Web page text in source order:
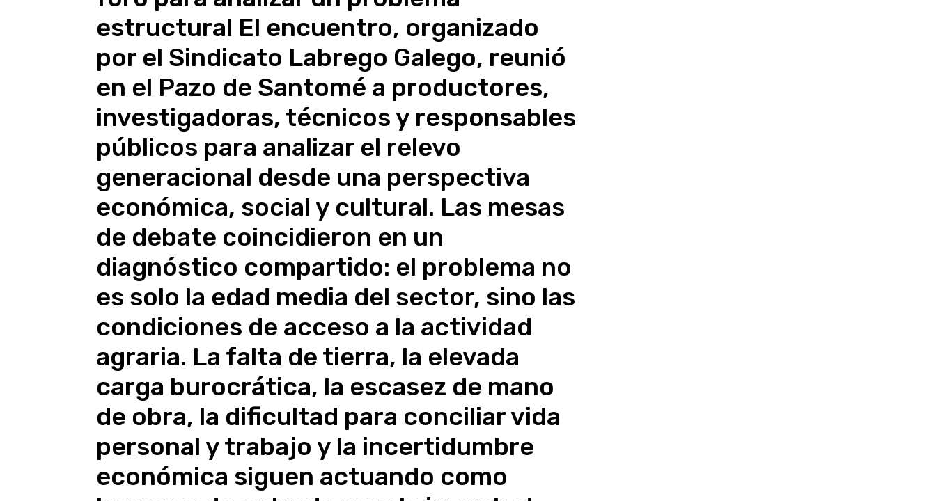
estructural El encuentro, organizado
por el Sindicato Labrego Galego, reunió
en el Pazo de Santomé a productores,
investigadoras, técnicos y responsables
públicos para analizar el relevo
generacional desde una perspectiva
económica, social y cultural. Las mesas
de debate coincidieron en un
diagnóstico compartido: el problema no
es solo la edad media del sector, sino las
condiciones de acceso a la actividad
agraria. La falta de tierra, la elevada
carga burocrática, la escasez de mano
de obra, la dificultad para conciliar vida
personal y trabajo y la incertidumbre
económica siguen actuando como